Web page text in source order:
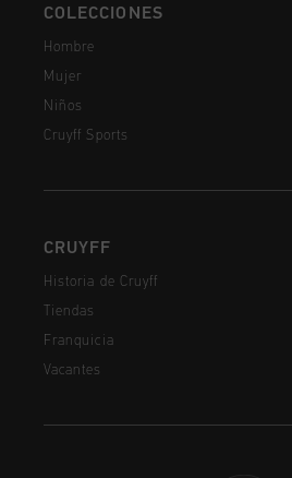
COLECCIONES
Hombre
Mujer
Niños
Cruyff Sports
CRUYFF
Historia de Cruyff
Tiendas
Franquicia
Vacantes